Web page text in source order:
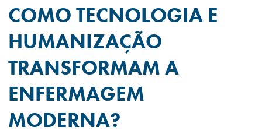
COMO TECNOLOGIA E
HUMANIZAÇÃO
TRANSFORMAM A
ENFERMAGEM
MODERNA?